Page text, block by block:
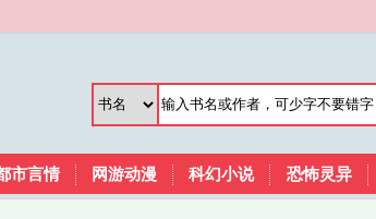
市言情 网游动漫 科幻小说 恐怖灵异